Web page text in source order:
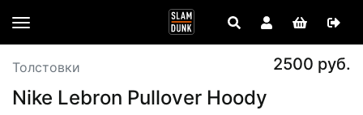
Толстовки 2500 руб.
Nike Lebron Pullover Hoody